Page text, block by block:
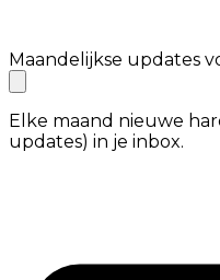
Maandelijkse updates
Elke maand nieuwe
updates) in je inbox.